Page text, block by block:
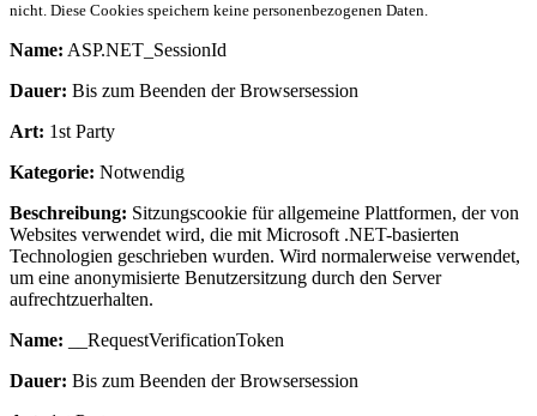
nicht. Diese Cookies speichern keine personenbezogenen Daten.
Name: ASP.NET_SessionId
Dauer: Bis zum Beenden der Browsersession
Art: 1st Party
Kategorie: Notwendig
Beschreibung: Sitzungscookie für allgemeine Plattformen, der von
Websites verwendet wird, die mit Microsoft .NET-basierten
Technologien geschrieben wurden. Wird normalerweise verwendet,
um eine anonymisierte Benutzersitzung durch den Server
aufrechtzuerhalten.
Name: __RequestVerificationToken
Dauer: Bis zum Beenden der Browsersession